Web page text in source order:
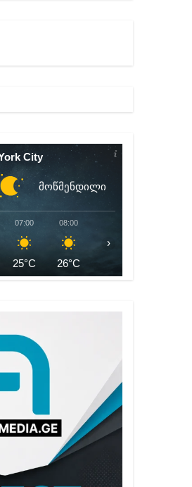
– ირმა ინაშვილი
City
მოწმენდილი
07:00
25°C
08:00
26°C
›